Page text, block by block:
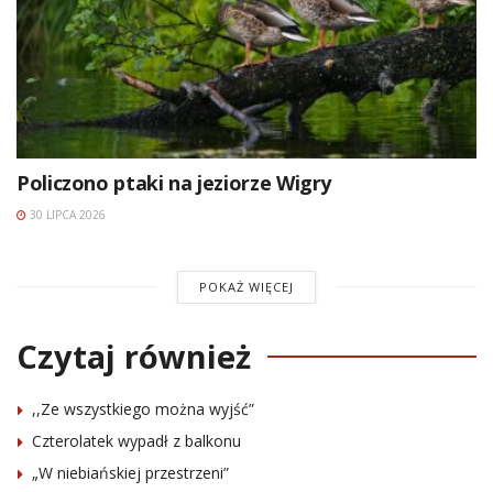
Policzono ptaki na jeziorze Wigry
30 LIPCA 2026
POKAŻ WIĘCEJ
Czytaj również
,,Ze wszystkiego można wyjść”
Czterolatek wypadł z balkonu
„W niebiańskiej przestrzeni”